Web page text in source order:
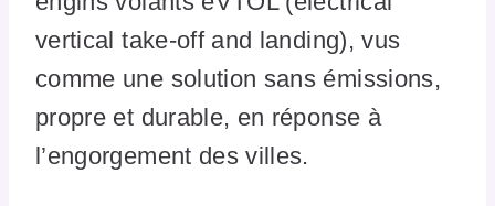
vertical take-off and landing), vus
comme une solution sans émissions,
propre et durable, en réponse à
l’engorgement des villes.